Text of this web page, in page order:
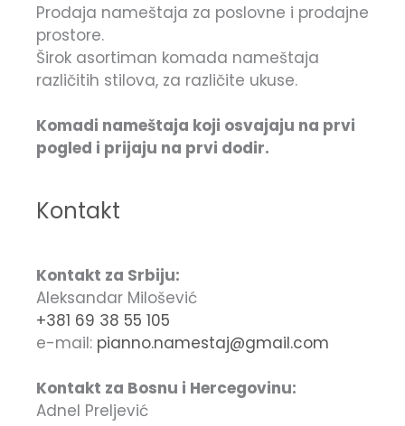
Prodaja nameštaja za poslovne i prodajne
prostore.
Širok asortiman komada nameštaja
različitih stilova, za različite ukuse.
Komadi nameštaja koji osvajaju na prvi
pogled i prijaju na prvi dodir.
Kontakt
Kontakt za Srbiju:
Aleksandar Milošević
+381 69 38 55 105
e-mail: pianno.namestaj@gmail.com
Kontakt za Bosnu i Hercegovinu:
Adnel Preljević